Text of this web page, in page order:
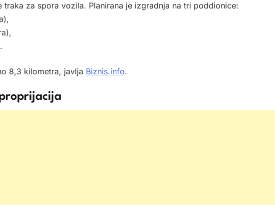
za spora vozila. Planirana je izgradnja na tri poddionice:
8,3 kilometra, javlja Biznis.info.